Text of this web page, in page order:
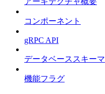
コンポーネント
gRPC API
データベーススキーマ
機能フラグ